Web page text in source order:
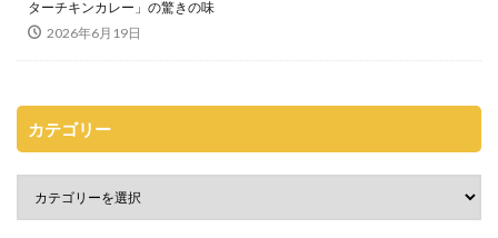
ターチキンカレー」の驚きの味
2026年6月19日
カテゴリー